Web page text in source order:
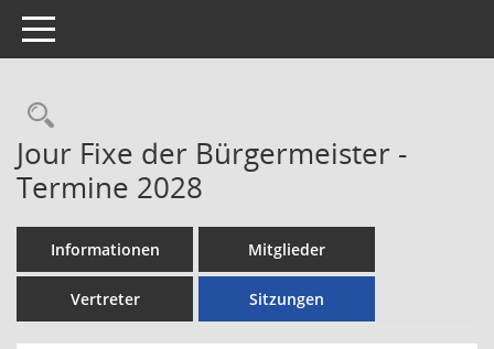
Toggle navigation
Rechercheauswahl
Jour Fixe der Bürgermeister -
Termine 2028
Informationen Mitglieder
Vertreter Sitzungen